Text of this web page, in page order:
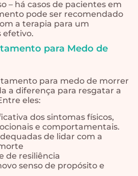
– há casos de pacientes em
pode ser recomendado
a terapia para um
efetivo.
para Medo de
para medo de morrer
a diferença para resgatar a
eles:
dos sintomas físicos,
e comportamentais.
de lidar com a
de resiliência
senso de propósito e